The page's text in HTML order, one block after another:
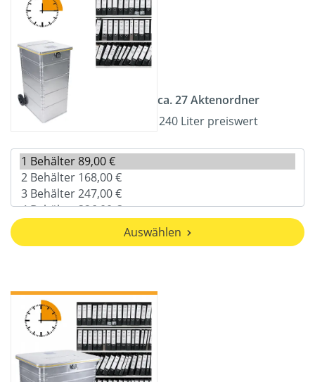
ca. 27 Aktenordner
240 Liter preiswert
Auswählen